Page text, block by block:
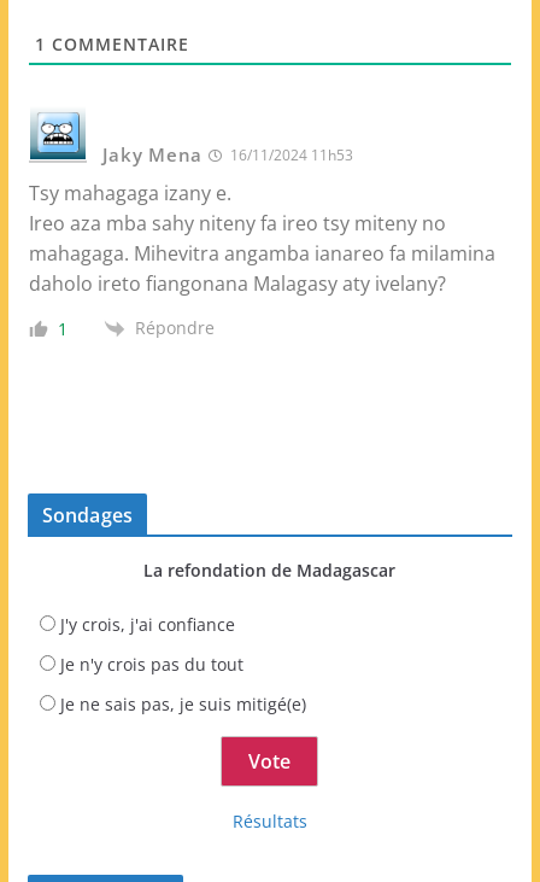
1 COMMENTAIRE
Jaky Mena 16/11/2024 11h53
Tsy mahagaga izany e.
Ireo aza mba sahy niteny fa ireo tsy miteny no
mahagaga. Mihevitra angamba ianareo fa milamina
daholo ireto fiangonana Malagasy aty ivelany?
1 Répondre
Sondages
La refondation de Madagascar
J'y crois, j'ai confiance
Je n'y crois pas du tout
Je ne sais pas, je suis mitigé(e)
Résultats